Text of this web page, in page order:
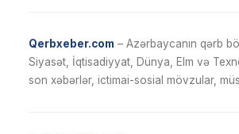
Qerbxeber.com – Azərbaycanın qərb
Siyasət, İqtisadiyyat, Dünya, Elm və
son xəbərlər, ictimai-sosial mövzular,